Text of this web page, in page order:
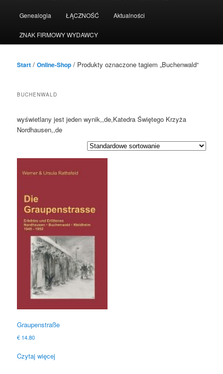
Genealogia ŁĄCZNOŚĆ Aktualności
ZNAK FIRMOWY WYDAWCY
Start /Online-Shop / Produkty oznaczone tagiem „Buchenwald“
BUCHENWALD
wyświetlany jest jeden wynik,,de,Katedra Świętego Krzyża
Nordhausen,,de
Graupenstraße
€ 14.80
Czytaj więcej